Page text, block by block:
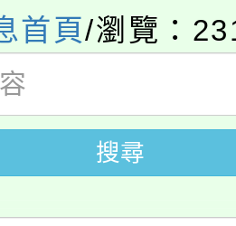
報名參加。
審查程序及
人才培育課程
115學年度第
教師甄選結果(
融保險知識
115學年度學生
首頁/瀏覽：
搜尋